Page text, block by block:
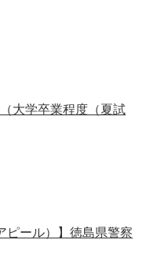
大学卒業程度（夏試
ピール）】徳島県警察